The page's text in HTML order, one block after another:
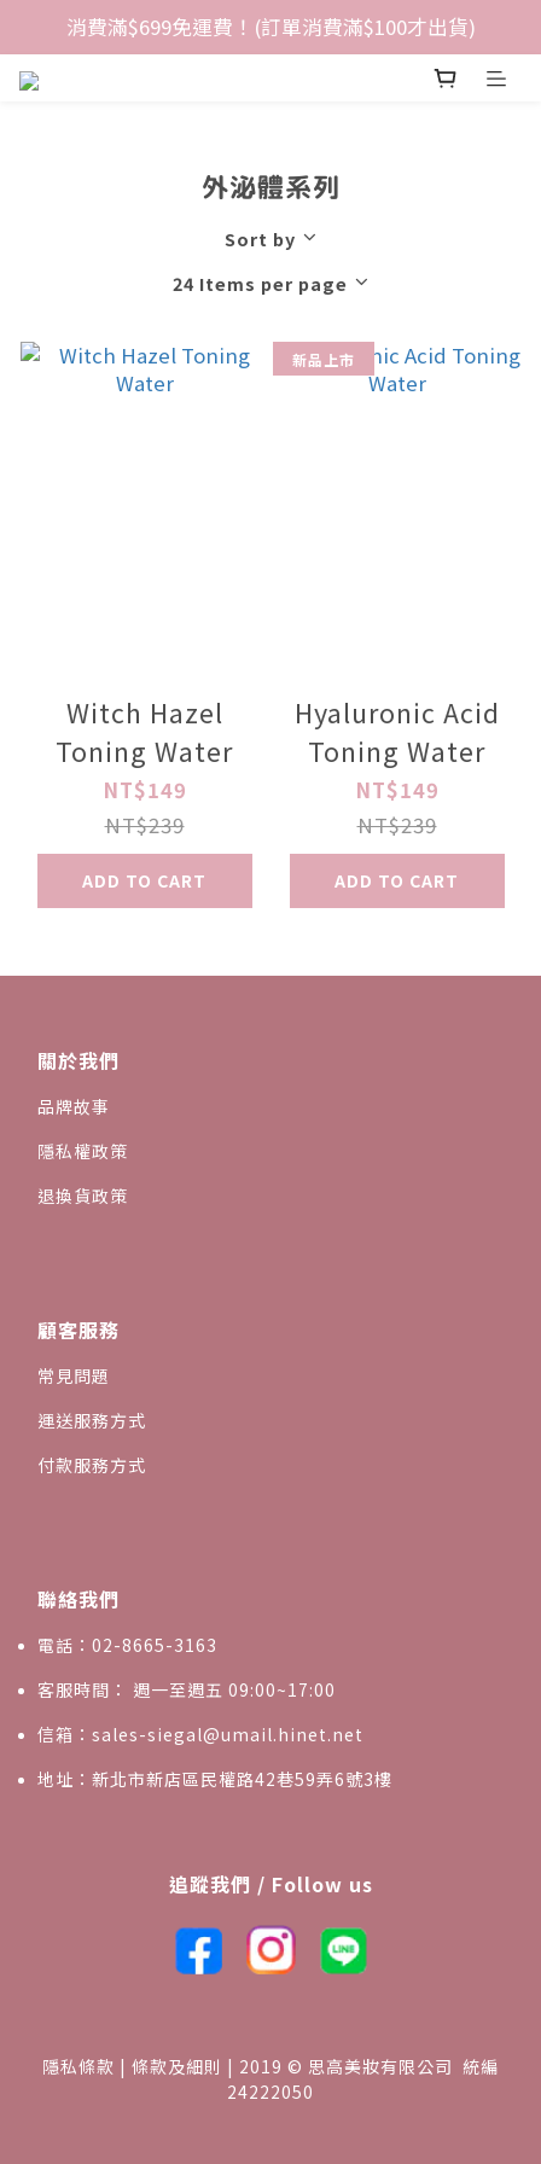
消費滿$699免運費！(訂單消費滿$100才出貨)
外泌體系列
Sort by
24 Items per page
Witch Hazel
Toning Water
NT$149
NT$239
ADD TO CART
新品上市
Hyaluronic Acid
Toning Water
NT$149
NT$239
ADD TO CART
關於我們
品牌故事
隱私權政策
退換貨政策
顧客服務
常見問題
運送服務方式
付款服務方式
聯絡我們
電話：02-8665-3163
客服時間： 週一至週五 09:00~17:00
信箱：sales-siegal@umail.hinet.net
地址：新北市新店區民權路42巷59弄6號3樓
追蹤我們 / Follow us
隱私條款 | 條款及細則 | 2019 © 思高美妝有限公司 統編
24222050